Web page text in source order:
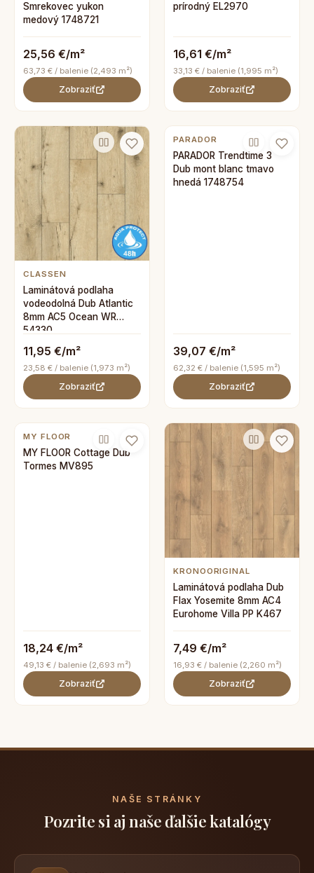
Smrekovec yukon
medový 1748721
25,56 €/m²
63,73 € / balenie (2,493 m²)
Zobraziť
prírodný EL2970
16,61 €/m²
33,13 € / balenie (1,995 m²)
Zobraziť
CLASSEN
Laminátová podlaha
vodeodolná Dub Atlantic
8mm AC5 Ocean WR
54330
11,95 €/m²
23,58 € / balenie (1,973 m²)
Zobraziť
PARADOR
PARADOR Trendtime 3
Dub mont blanc tmavo
hnedá 1748754
39,07 €/m²
62,32 € / balenie (1,595 m²)
Zobraziť
MY FLOOR
MY FLOOR Cottage Dub
Tormes MV895
18,24 €/m²
49,13 € / balenie (2,693 m²)
Zobraziť
KRONOORIGINAL
Laminátová podlaha Dub
Flax Yosemite 8mm AC4
Eurohome Villa PP K467
7,49 €/m²
16,93 € / balenie (2,260 m²)
Zobraziť
NAŠE STRÁNKY
Pozrite si aj naše ďalšie katalógy